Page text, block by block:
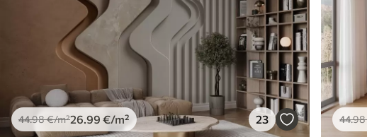
44.98€/m²26 .99 €/m² 23 44.98